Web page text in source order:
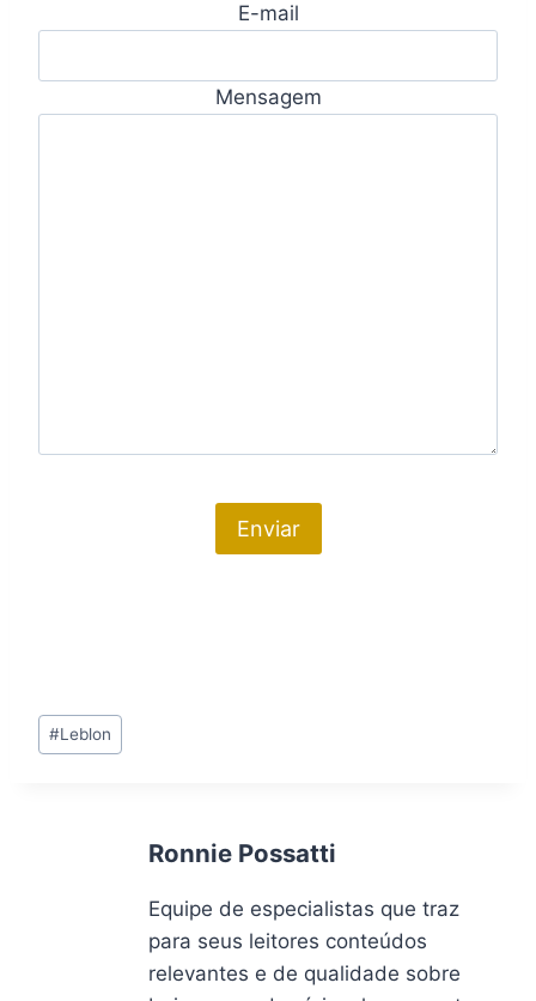
E-mail
Mensagem
Tags
do
#Leblon
Ronnie Possatti
Equipe de especialistas que traz
para seus leitores conteúdos
relevantes e de qualidade sobre